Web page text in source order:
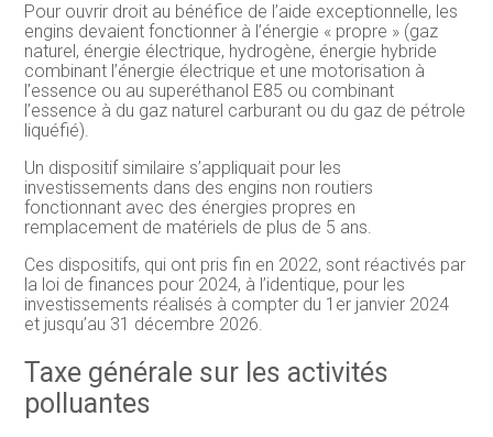
Pour ouvrir droit au bénéfice de l’aide exceptionnelle, les
engins devaient fonctionner à l’énergie « propre » (gaz
naturel, énergie électrique, hydrogène, énergie hybride
combinant l’énergie électrique et une motorisation à
l’essence ou au superéthanol E85 ou combinant
l’essence à du gaz naturel carburant ou du gaz de pétrole
liquéfié).
Un dispositif similaire s’appliquait pour les
investissements dans des engins non routiers
fonctionnant avec des énergies propres en
remplacement de matériels de plus de 5 ans.
Ces dispositifs, qui ont pris fin en 2022, sont réactivés par
la loi de finances pour 2024, à l’identique, pour les
investissements réalisés à compter du 1er janvier 2024
et jusqu’au 31 décembre 2026.
Taxe générale sur les activités
polluantes